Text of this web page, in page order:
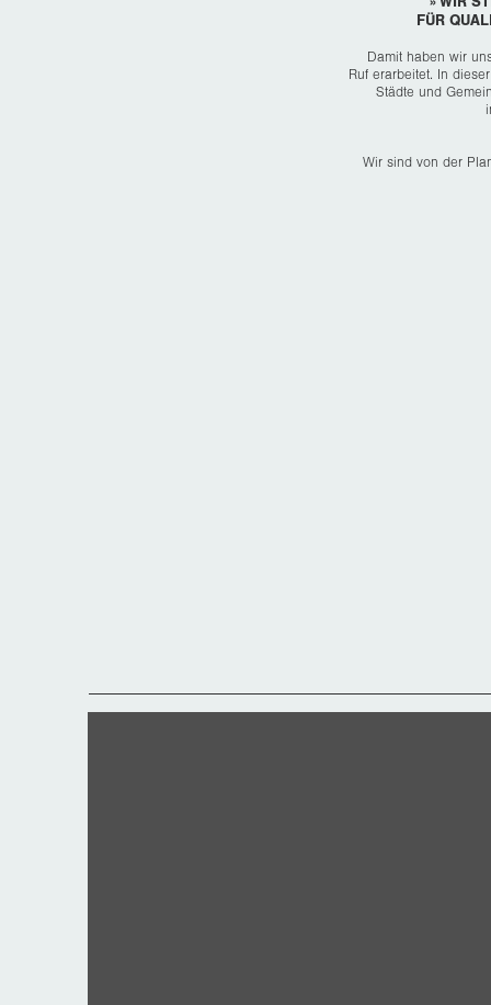
FÜR
Damit haben wir
Ruf erarbeitet. In
Städte und
Wir sind von der